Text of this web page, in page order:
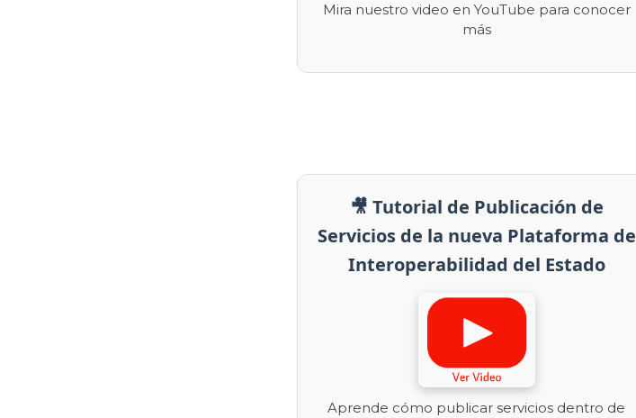
Mira nuestro video en YouTube para conocer
más
🎥 Tutorial de Publicación de
Servicios de la nueva Plataforma de
Interoperabilidad del Estado
Aprende cómo publicar servicios dentro de